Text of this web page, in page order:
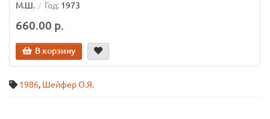
М.Ш.
Год: 1973
660.00 р.
В корзину
1986, Шейфер О.Я.